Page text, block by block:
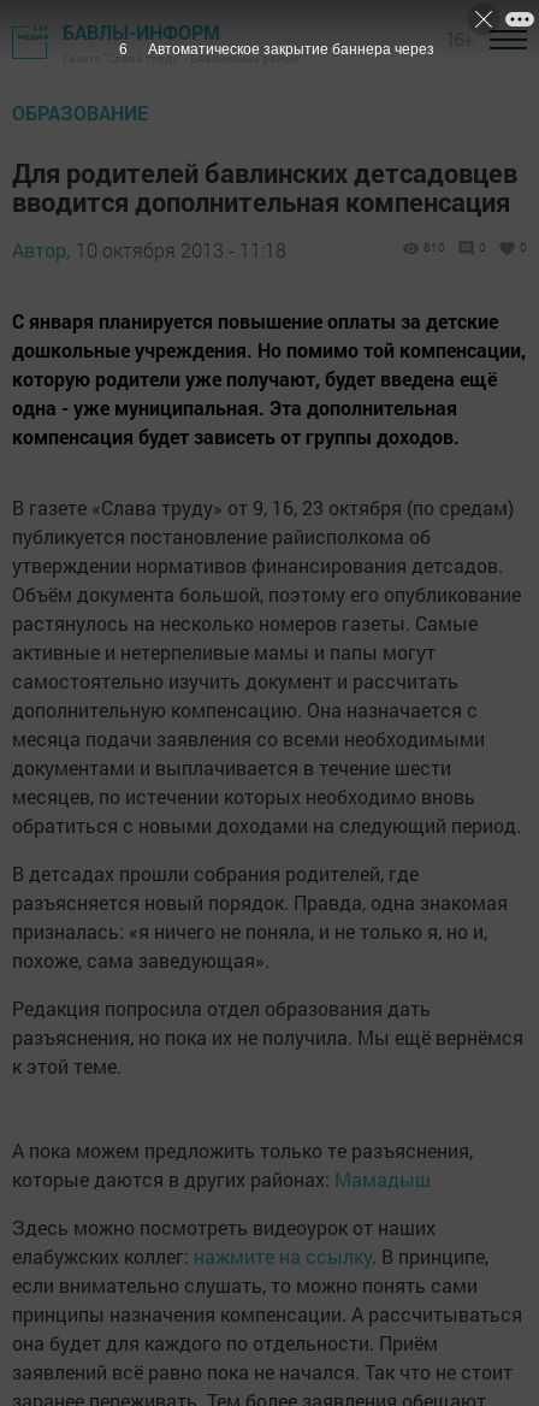
БАВЛЫ-ИНФОРМ
Газета "Слава труду" - Бавлинский район
ОБРАЗОВАНИЕ
Для родителей бавлинских детсадовцев
вводится дополнительная компенсация
Автор, 10 октября 2013 - 11:18 810 0 0
С января планируется повышение оплаты за детские
дошкольные учреждения. Но помимо той компенсации,
которую родители уже получают, будет введена ещё
одна - уже муниципальная. Эта дополнительная
компенсация будет зависеть от группы доходов.
В газете «Слава труду» от 9, 16, 23 октября (по средам)
публикуется постановление райисполкома об
утверждении нормативов финансирования детсадов.
Объём документа большой, поэтому его опубликование
растянулось на несколько номеров газеты. Самые
активные и нетерпеливые мамы и папы могут
самостоятельно изучить документ и рассчитать
дополнительную компенсацию. Она назначается с
месяца подачи заявления со всеми необходимыми
документами и выплачивается в течение шести
месяцев, по истечении которых необходимо вновь
обратиться с новыми доходами на следующий период.
В детсадах прошли собрания родителей, где
разъясняется новый порядок. Правда, одна знакомая
призналась: «я ничего не поняла, и не только я, но и,
похоже, сама заведующая».
Редакция попросила отдел образования дать
разъяснения, но пока их не получила. Мы ещё вернёмся
к этой теме.
А пока можем предложить только те разъяснения,
которые даются в других районах: Мамадыш
Здесь можно посмотреть видеоурок от наших
елабужских коллег: нажмите на ссылку. В принципе,
если внимательно слушать, то можно понять сами
принципы назначения компенсации. А рассчитываться
она будет для каждого по отдельности. Приём
заявлений всё равно пока не начался. Так что не стоит
заранее переживать. Тем более заявления обещают
5 Автоматическое закрытие баннера через